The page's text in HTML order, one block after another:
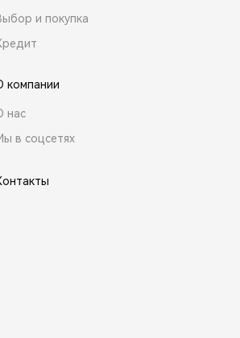
и покупка
компании
нас
в соцсетях